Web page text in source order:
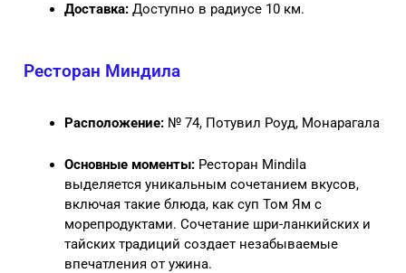
Доставка: Доступно в радиусе 10 км.
Ресторан Миндила
Расположение: № 74, Потувил Роуд, Монарагала
Основные моменты: Ресторан Mindila
выделяется уникальным сочетанием вкусов,
включая такие блюда, как суп Том Ям с
морепродуктами. Сочетание шри-ланкийских и
тайских традиций создает незабываемые
впечатления от ужина.